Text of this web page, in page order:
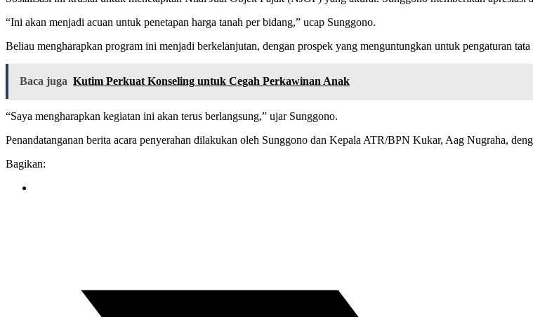
“Ini akan menjadi acuan untuk penetapan harga tanah per bidang,” ucap Sunggono.
Beliau mengharapkan program ini menjadi berkelanjutan, dengan prospek yang menguntungkan untuk pengaturan
Baca juga Kutim Perkuat Konseling untuk Cegah Perkawinan Anak
“Saya mengharapkan kegiatan ini akan terus berlangsung,” ujar Sunggono.
Penandatanganan berita acara penyerahan dilakukan oleh Sunggono dan Kepala ATR/BPN Kukar, Aag Nugraha,
Bagikan: